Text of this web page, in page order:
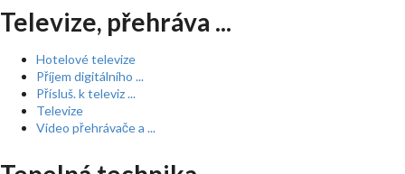
Televize, přehráva ...
Hotelové televize
Příjem digitálního ...
Přísluš. k televiz ...
Televize
Video přehrávače a ...